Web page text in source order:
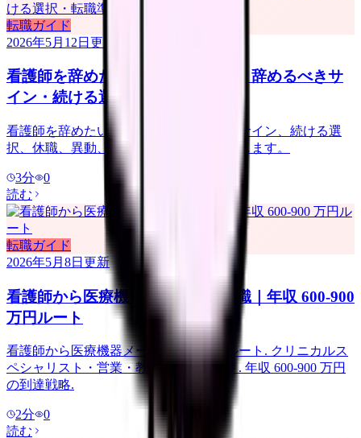
転職ガイド
2026年5月12日 更新
看護師を辞めたい時の完全ガイド｜辞めるべきサ
イン・続ける選択・転職準備
看護師を辞めたい時の判断ガイド。限界サイン、続ける選
択、休職、異動、転職、退職準備を整理します。
3分
0
読む
転職ガイド
2026年5月8日 更新
看護師から医療機器メーカーへ転職｜年収 600-900
万円ルート
看護師から医療機器メーカーへの転職ルート. クリニカルス
ペシャリスト・営業・教育職の 3 ルート. 年収 600-900 万円
の到達戦略.
2分
0
読む